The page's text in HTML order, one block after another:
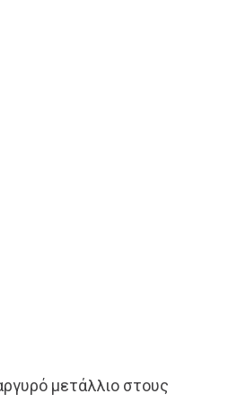
μετάλλιο στους